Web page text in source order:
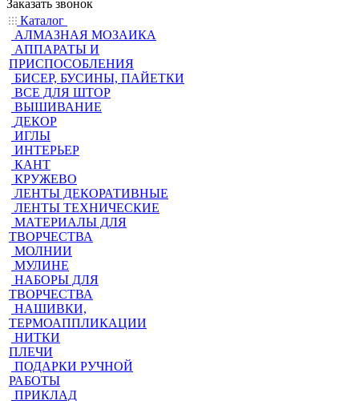
Заказать звонок
Каталог
АЛМАЗНАЯ МОЗАИКА
АППАРАТЫ И
ПРИСПОСОБЛЕНИЯ
БИСЕР, БУСИНЫ, ПАЙЕТКИ
ВСЕ ДЛЯ ШТОР
ВЫШИВАНИЕ
ДЕКОР
ИГЛЫ
ИНТЕРЬЕР
КАНТ
КРУЖЕВО
ЛЕНТЫ ДЕКОРАТИВНЫЕ
ЛЕНТЫ ТЕХНИЧЕСКИЕ
МАТЕРИАЛЫ ДЛЯ
ТВОРЧЕСТВА
МОЛНИИ
МУЛИНЕ
НАБОРЫ ДЛЯ
ТВОРЧЕСТВА
НАШИВКИ,
ТЕРМОАППЛИКАЦИИ
НИТКИ
ПЛЕЧИ
ПОДАРКИ РУЧНОЙ
РАБОТЫ
ПРИКЛАД